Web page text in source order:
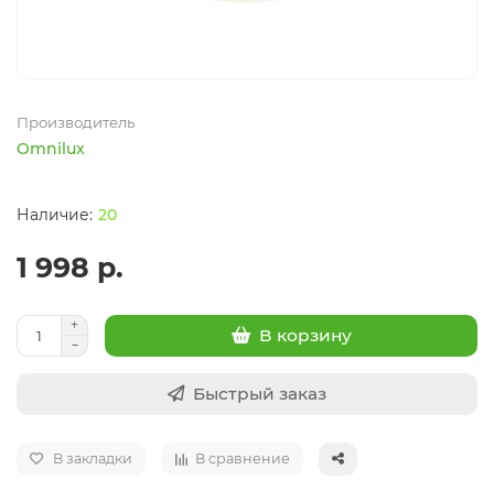
Производитель
Omnilux
20
1 998 р.
В корзину
Быстрый заказ
В закладки В сравнение